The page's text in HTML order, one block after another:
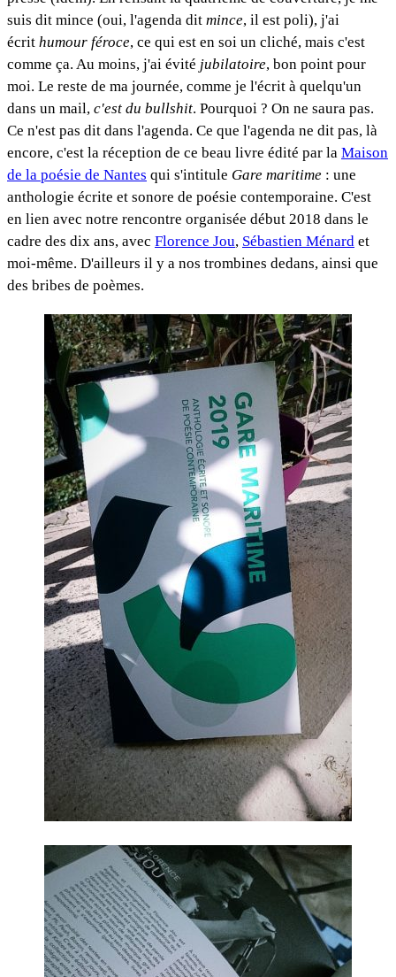
suis dit mince (oui, l'agenda dit mince, il est poli), j'ai
écrit humour féroce, ce qui est en soi un cliché, mais c'est
comme ça. Au moins, j'ai évité jubilatoire, bon point pour
moi. Le reste de ma journée, comme je l'écrit à quelqu'un
dans un mail, c'est du bullshit. Pourquoi ? On ne saura pas.
Ce n'est pas dit dans l'agenda. Ce que l'agenda ne dit pas, là
encore, c'est la réception de ce beau livre édité par la Maison
de la poésie de Nantes qui s'intitule Gare maritime : une
anthologie écrite et sonore de poésie contemporaine. C'est
en lien avec notre rencontre organisée début 2018 dans le
cadre des dix ans, avec Florence Jou, Sébastien Ménard et
moi-même. D'ailleurs il y a nos trombines dedans, ainsi que
des bribes de poèmes.